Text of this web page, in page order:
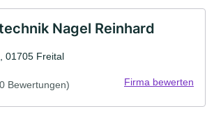
Nagel Reinhard
01705 Freital
Bewertungen) Firma bewerten